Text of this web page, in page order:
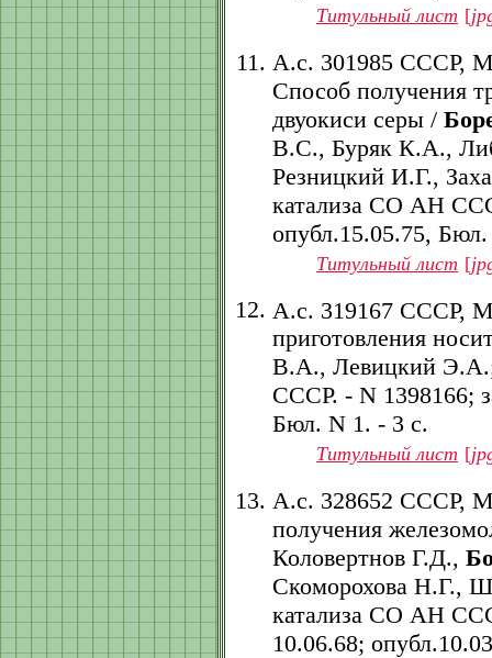
Титульный лист [
А.с. 301985 СССР,
Способ получения
двуокиси серы /
В.С., Буряк К.А.,
Резницкий И.Г.,
катализа СО АН
опубл.15.05.75,
Титульный лист [
А.с. 319167 СССР,
приготовления
В.А., Левицкий
СССР. - N 1398166;
Бюл. N 1. - 3 с.
Титульный лист [
А.с. 328652 СССР,
получения
Коловертнов Г.Д.,
Скоморохова Н.Г.,
катализа СО АН
10.06.68;